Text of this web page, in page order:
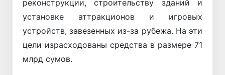
реконструкции, строительству зданий и
установке аттракционов и игровых
устройств, завезенных из-за рубежа. На эти
цели израсходованы средства в размере 71
млрд сумов.